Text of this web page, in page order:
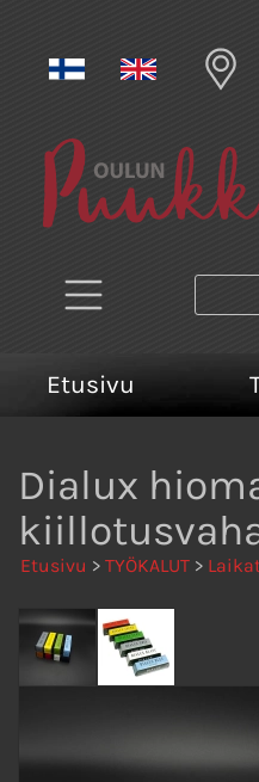
Etusivu
Dialux
Etusivu > TYÖKALUT >